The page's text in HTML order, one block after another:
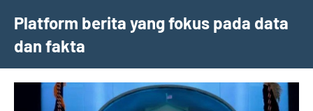
content
Platform berita yang fokus pada data
dan fakta